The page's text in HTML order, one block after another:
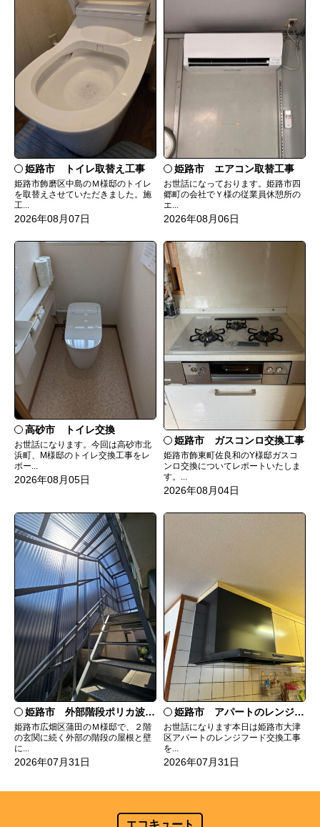
姫路市 トイレ取替え工事
姫路市飾磨区中島のＭ様邸のトイレ
を取替えさせていただきました。施
工...
2026年08月07日
姫路市 エアコン取替工事
お世話になっております。姫路市四
郷町の会社でＹ様の従業員休憩所の
エ...
2026年08月06日
高砂市 トイレ交換
お世話になります。今回は高砂市北
浜町、M様邸のトイレ交換工事をレ
ポー...
2026年08月05日
姫路市 ガスコンロ交換工事
姫路市飾東町佐良和のY様邸ガスコ
ンロ交換についてレポートいたしま
す。...
2026年08月04日
姫路市 外部階段ポリカ波板張替工事
姫路市広畑区蒲田のＭ様邸で、２階
の玄関に続く外部の階段の屋根と壁
に...
2026年07月31日
姫路市 アパートのレンジフード交換
お世話になります本日は姫路市大津
区アパートのレンジフード交換工事
を...
2026年07月31日
エコキュート